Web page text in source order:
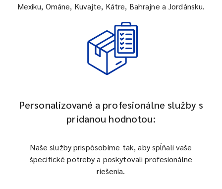
Mexiku, Ománe, Kuvajte, Kátre, Bahrajne a Jordánsku.
Personalizované a profesionálne služby s
pridanou hodnotou:
Naše služby prispôsobíme tak, aby spĺňali vaše
špecifické potreby a poskytovali profesionálne
riešenia.